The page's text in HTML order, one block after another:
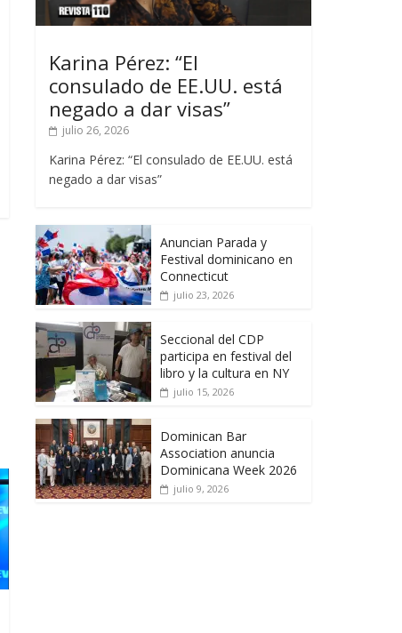
Karina Pérez: “El
consulado de EE.UU. está
negado a dar visas”
julio 26, 2026
Karina Pérez: “El consulado de EE.UU. está
negado a dar visas”
Anuncian Parada y
Festival dominicano en
Connecticut
julio 23, 2026
Seccional del CDP
participa en festival del
libro y la cultura en NY
julio 15, 2026
Dominican Bar
Association anuncia
Dominicana Week 2026
julio 9, 2026